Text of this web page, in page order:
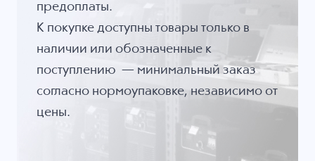
предоплаты.
К покупке доступны товары только в
наличии или обозначенные к
поступлению — минимальный заказ
согласно нормоупаковке, независимо от
цены.